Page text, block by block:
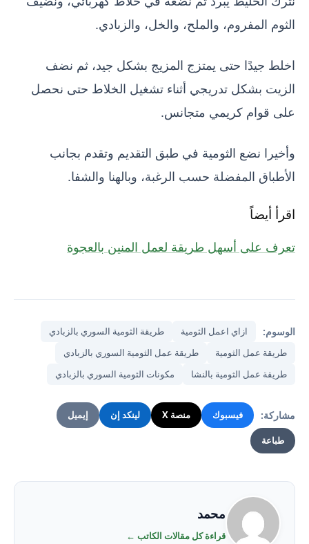
الثوم المفروم، والملح، والخل، والزبادي.
اخلط جيدًا حتى يمتزج المزيج بشكل جيد، ثم نضف
الزيت بشكل تدريجي أثناء تشغيل الخلاط حتى نحصل
على قوام كريمي متجانس.
وأخيرا نضع الثومية في طبق التقديم وتقدم بجانب
الأطباق المفضلة حسب الرغبة، وبالهنا والشفا.
اقرأ أيضاً
تعرف على أسهل طريقة لعمل المنين بالعجوة
الوسوم: ازاي اعمل الثومية
طريقة الثومية السوري بالزبادي
طريقة عمل الثومية
طريقة عمل الثومية السوري بالزبادي
طريقة عمل الثومية بالنشا
مكونات الثومية السوري بالزبادي
مشاركة: فيسبوك منصة X لينكد إن إيميل
طباعة
محمد
قراءة كل مقالات الكاتب ←